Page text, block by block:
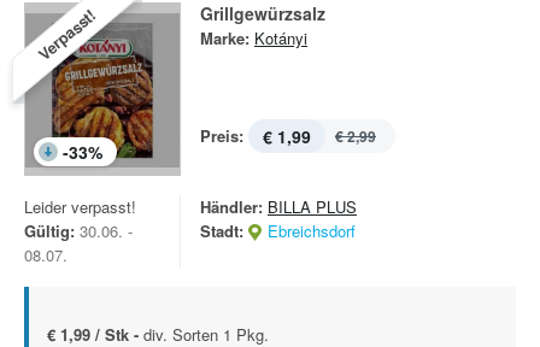
Verpasst!
-33%
Grillgewürzsalz
Marke: Kotányi
Preis: € 1,99 € 2,99
Leider verpasst!
Gültig: 30.06. -
08.07.
Händler: BILLA PLUS
Stadt:
Ebreichsdorf
€ 1,99 / Stk - div. Sorten 1 Pkg.